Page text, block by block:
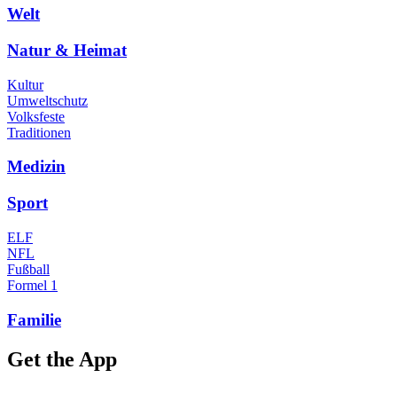
Welt
Natur & Heimat
Kultur
Umweltschutz
Volksfeste
Traditionen
Medizin
Sport
ELF
NFL
Fußball
Formel 1
Familie
Get the App